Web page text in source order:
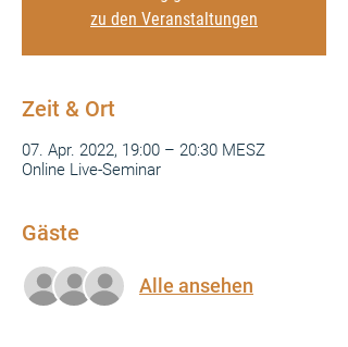
zu den Veranstaltungen
Zeit & Ort
07. Apr. 2022, 19:00 – 20:30 MESZ
Online Live-Seminar
Gäste
Alle ansehen